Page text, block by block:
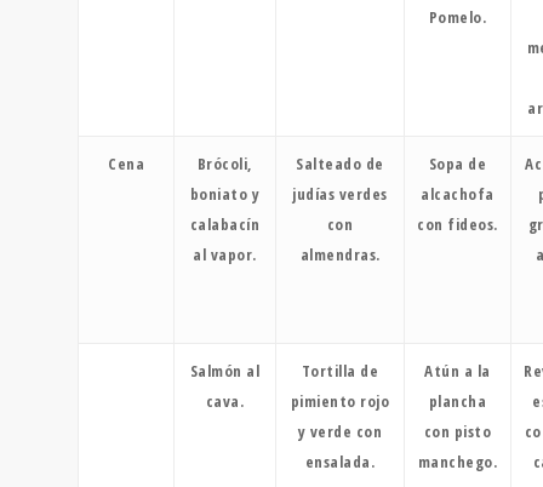
Pomelo.
Cena
Brócoli,
boniato y
calabacín
al vapor.
Salteado de
judías verdes
con
almendras.
Sopa de
alcachofa
con fideos.
Salmón al
cava.
Tortilla de
pimiento rojo
y verde con
ensalada.
Atún a la
plancha
con pisto
manchego.